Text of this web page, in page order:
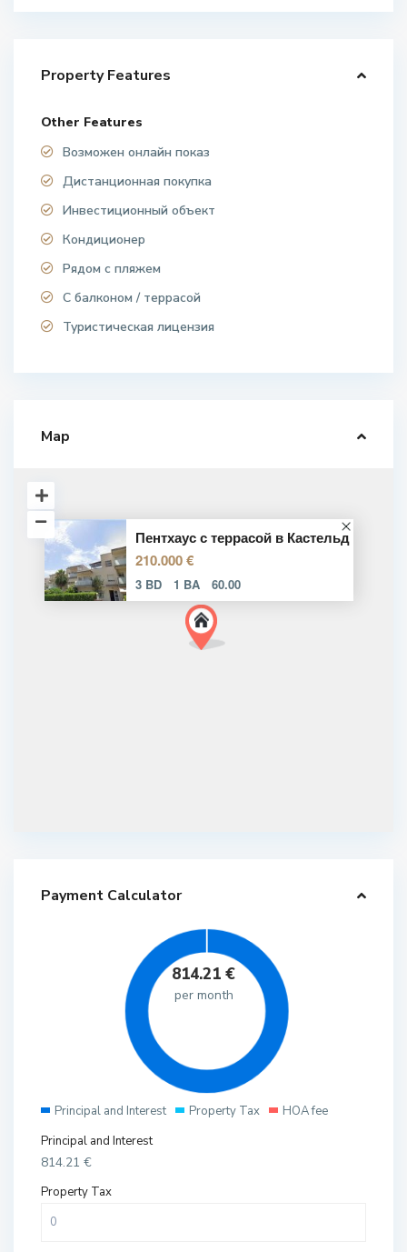
Property Features
Other Features
Возможен онлайн показ
Дистанционная покупка
Инвестиционный объект
Кондиционер
Рядом с пляжем
С балконом / террасой
Туристическая лицензия
Map
Пентхаус с террасой в Кастельд
210.000 €
3 BD 1 BA 60.00
Payment Calculator
814.21 €
per month
Principal and Interest Property Tax
HOA fee
Principal and Interest
814.21 €
Property Tax